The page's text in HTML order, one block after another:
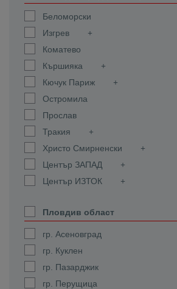
Беломорски
Изгрев
Коматево
Кършияка
Кючук Париж
Остромила
Прослав
Тракия
Христо Смирненски
Център ЗАПАД
Център ИЗТОК
Пловдив област
гр. Асеновград
гр. Куклен
гр. Пазарджик
гр. Перущица